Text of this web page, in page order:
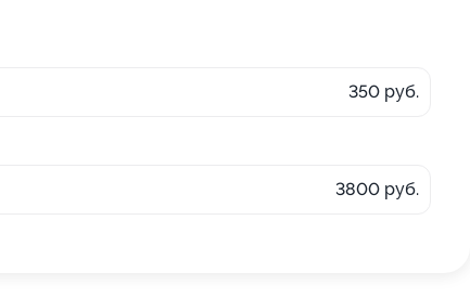
350 руб.
3800 руб.